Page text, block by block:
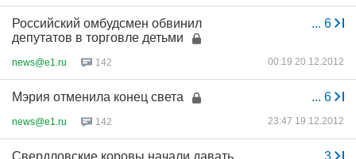
... 6
Российский омбудсмен обвинил
депутатов в торговле детьми
news@e1.ru 142 00:19 20.12.2012
... 6
Мэрия отменила конец света
news@e1.ru 142 23:47 19.12.2012
... 3
Свердловские коровы начали давать